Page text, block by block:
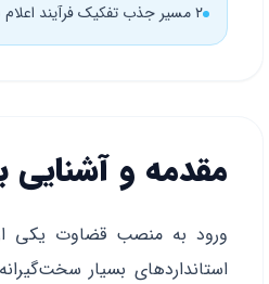
۲ مسیر جذب تفکیک فرآیند اعلام نتایج برای جذب عمومی و اختصاصی
مقدمه و
استانداردهای بسیار